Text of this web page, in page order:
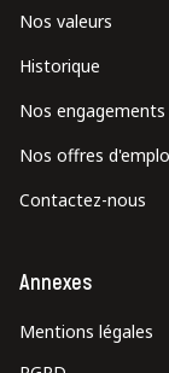
Nos valeurs
Historique
Nos engagements
Nos offres
Contactez-nous
Annexes
Mentions légales